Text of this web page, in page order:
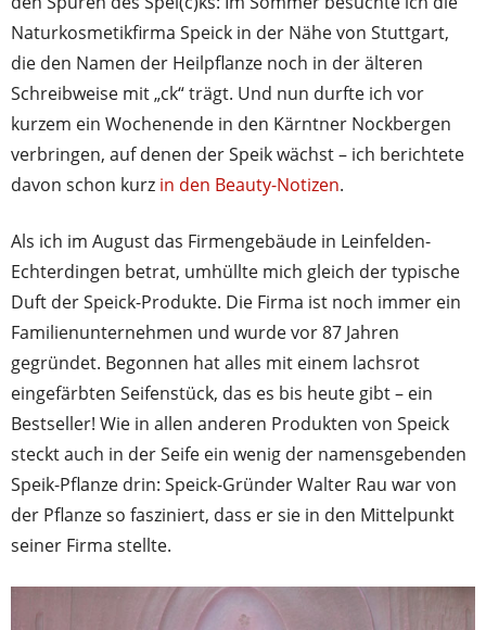
Naturkosmetikfirma Speick in der Nähe von Stuttgart,
die den Namen der Heilpflanze noch in der älteren
Schreibweise mit „ck“ trägt. Und nun durfte ich vor
kurzem ein Wochenende in den Kärntner Nockbergen
verbringen, auf denen der Speik wächst – ich berichtete
davon schon kurz in den Beauty-Notizen.
Als ich im August das Firmengebäude in Leinfelden-
Echterdingen betrat, umhüllte mich gleich der typische
Duft der Speick-Produkte. Die Firma ist noch immer ein
Familienunternehmen und wurde vor 87 Jahren
gegründet. Begonnen hat alles mit einem lachsrot
eingefärbten Seifenstück, das es bis heute gibt – ein
Bestseller! Wie in allen anderen Produkten von Speick
steckt auch in der Seife ein wenig der namensgebenden
Speik-Pflanze drin: Speick-Gründer Walter Rau war von
der Pflanze so fasziniert, dass er sie in den Mittelpunkt
seiner Firma stellte.